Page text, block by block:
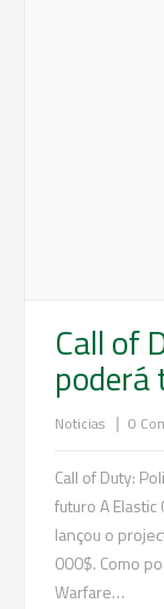
Call of
Noticias | 0
Call of Duty:
futuro A
lançou o
000$. Como
Warfare…